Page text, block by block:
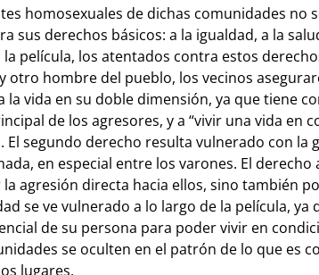
homosexuales de dichas comunidades no
derechos básicos: a la igualdad, a la
película, los atentados contra estos
hombre del pueblo, los vecinos
vida en su doble dimensión, ya que tiene
de los agresores, y a “vivir una vida en
segundo derecho resulta vulnerado con la
en especial entre los varones. El
agresión directa hacia ellos, sino también
se ve vulnerado a lo largo de la película, ya
de su persona para poder vivir en
se oculten en el patrón de lo que es
lugares.